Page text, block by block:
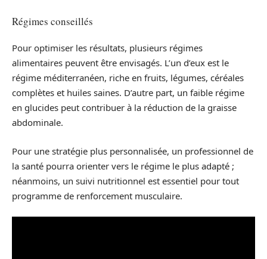
Régimes conseillés
Pour optimiser les résultats, plusieurs régimes
alimentaires peuvent être envisagés. L’un d’eux est le
régime méditerranéen, riche en fruits, légumes, céréales
complètes et huiles saines. D’autre part, un faible régime
en glucides peut contribuer à la réduction de la graisse
abdominale.
Pour une stratégie plus personnalisée, un professionnel de
la santé pourra orienter vers le régime le plus adapté ;
néanmoins, un suivi nutritionnel est essentiel pour tout
programme de renforcement musculaire.